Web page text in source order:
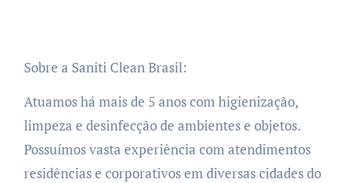
Sobre a Saniti Clean Brasil:
Atuamos há mais de 5 anos com higienização,
limpeza e desinfecção de ambientes e objetos.
Possuímos vasta experiência com atendimentos
residências e corporativos em diversas cidades do